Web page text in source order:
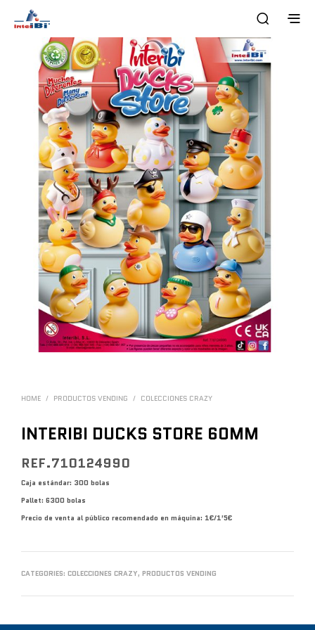
HOME / PRODUCTOS VENDING / COLECCIONES CRAZY
INTERIBI DUCKS STORE 60MM
REF.710124990
Caja estándar: 300 bolas
Pallet: 6300 bolas
Precio de venta al público recomendado en máquina: 1€/1’5€
CATEGORIES: COLECCIONES CRAZY, PRODUCTOS VENDING